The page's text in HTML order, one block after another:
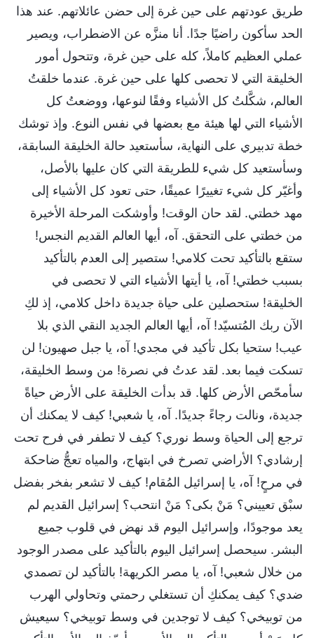
طريق عودتهم على حين غرة إلى حضن عائلاتهم. عند هذا
الحد سأكون راضيًا جدًا. أنا منزَّه عن الاضطراب، ويصير
عملي العظيم كاملاً، كله على حين غرة، وتتحول أمور
الخليقة التي لا تحصى كلها على حين غرة. عندما خلقتُ
العالم، شكَّلتُ كل الأشياء وفقًا لنوعها، ووضعتُ كل
الأشياء التي لها هيئة مع بعضها في نفس النوع. وإذ توشك
خطة تدبيري على النهاية، سأستعيد حالة الخليقة السابقة،
وسأستعيد كل شيء للطريقة التي كان عليها بالأصل،
وأغيّر كل شيء تغييرًا عميقًا، حتى تعود كل الأشياء إلى
مهد خطتي. لقد حان الوقت! وأوشكت المرحلة الأخيرة
من خطتي على التحقق. آه، أيها العالم القديم النجس!
ستقع بالتأكيد تحت كلامي! ستصير إلى العدم بالتأكيد
بسبب خطتي! آه، يا أيتها الأشياء التي لا تحصى في
الخليقة! ستحصلين على حياة جديدة داخل كلامي، إذ لكِ
الآن ربك المُتسيّد! آه، أيها العالم الجديد النقي الذي بلا
عيب! ستحيا بكل تأكيد في مجدي! آه، يا جبل صهيون! لن
تسكت فيما بعد. لقد عدتُ في نصرة! من وسط الخليقة،
سأمحّص الأرض كلها. قد بدأت الخليقة على الأرض حياةً
جديدة، ونالت رجاءً جديدًا. آه، يا شعبي! كيف لا يمكنك أن
ترجع إلى الحياة وسط نوري؟ كيف لا تطفر في فرح تحت
إرشادي؟ الأراضي تصرخ في ابتهاج، والمياه تعجُّ ضاحكة
في مرحٍ! آه، يا إسرائيل المُقام! كيف لا تشعر بفخر بفضل
سبْق تعييني؟ مَنْ بكى؟ مَنْ انتحب؟ إسرائيل القديم لم
يعد موجودًا، وإسرائيل اليوم قد نهض في قلوب جميع
البشر. سيحصل إسرائيل اليوم بالتأكيد على مصدر الوجود
من خلال شعبي! آه، يا مصر الكريهة! بالتأكيد لن تصمدي
ضدي؟ كيف يمكنكِ أن تستغلي رحمتي وتحاولي الهرب
من توبيخي؟ كيف لا توجدين في وسط توبيخي؟ سيعيش